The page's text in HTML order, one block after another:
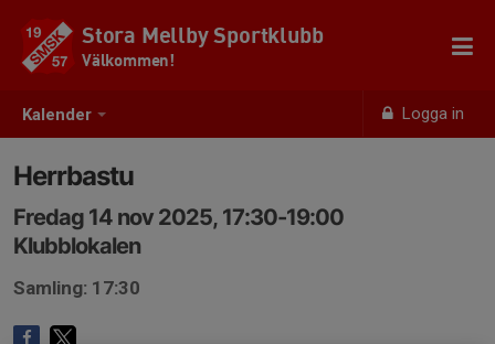
Kalender Logga in
Stora Mellby Sportklubb
Välkommen!
Herrbastu
Fredag 14 nov 2025, 17:30-19:00
Klubblokalen
Samling: 17:30